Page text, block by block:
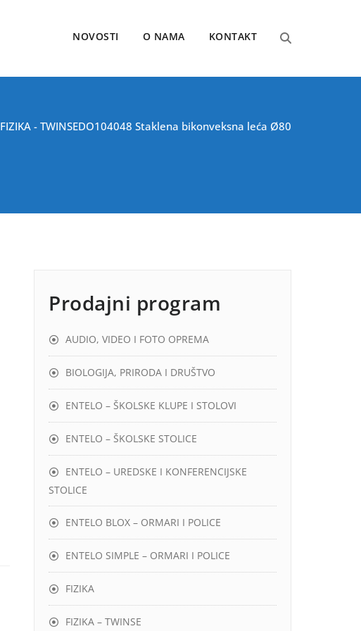
NOVOSTI O NAMA KONTAKT
FIZIKA - TWINSEDO104048 Staklena bikonveksna leća Ø80
Prodajni program
AUDIO, VIDEO I FOTO OPREMA
BIOLOGIJA, PRIRODA I DRUŠTVO
ENTELO – ŠKOLSKE KLUPE I STOLOVI
ENTELO – ŠKOLSKE STOLICE
ENTELO – UREDSKE I KONFERENCIJSKE
STOLICE
ENTELO BLOX – ORMARI I POLICE
ENTELO SIMPLE – ORMARI I POLICE
FIZIKA
FIZIKA – TWINSE